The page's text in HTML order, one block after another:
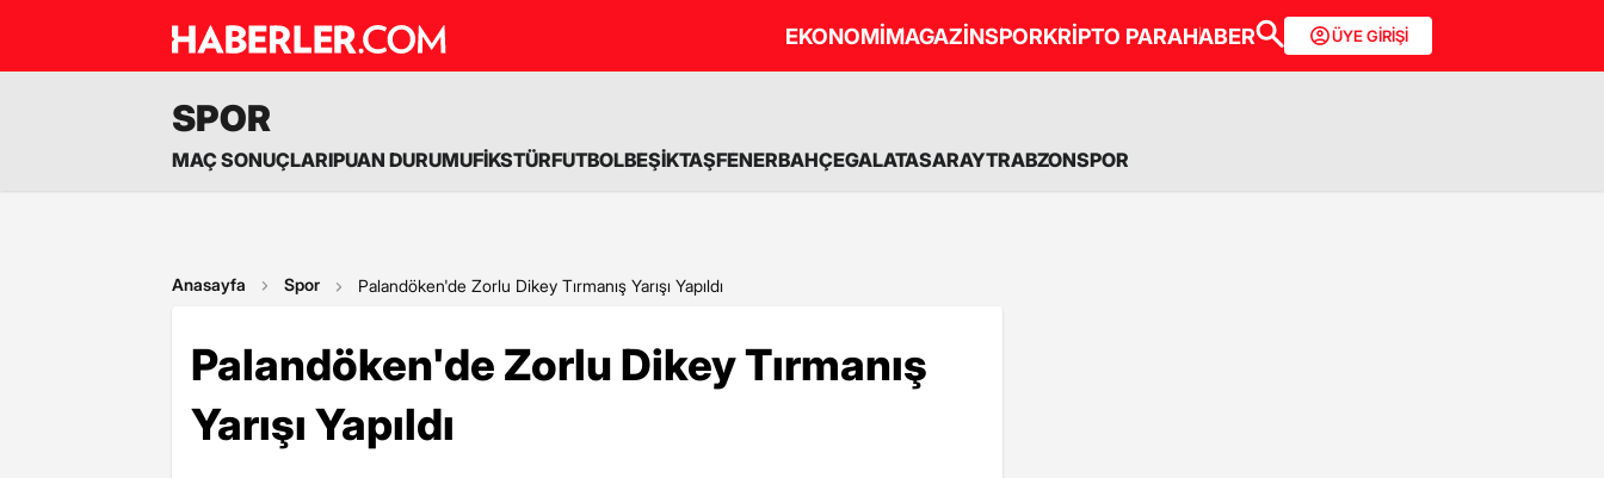
EKONOMİMAGAZİNSPORKRİPTO PARAHABER ÜYE GİRİŞİ
SPOR
MAÇ SONUÇLARIPUAN DURUMUFİKSTÜRFUTBOLBEŞİKTAŞFENERBAHÇEGALATASARAYTRABZONSPOR
Anasayfa Spor Palandöken'de Zorlu Dikey Tırmanış Yarışı Yapıldı
Palandöken'de Zorlu Dikey Tırmanış
Yarışı Yapıldı